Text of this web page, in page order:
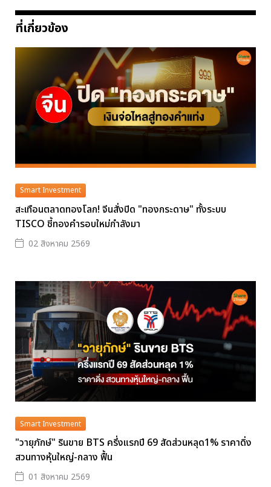
ที่เกี่ยวข้อง
Smart Investment
สะเทือนตลาดทองโลก! จีนสั่งปิด "ทองกระดาษ" ทั้งระบบ
TISCO ชี้ทองคำรอบใหม่กำลังมา
02 สิงหาคม 2569
Smart Investment
"วายุภักษ์" รินขาย BTS ครึ่งแรกปี 69 สัดส่วนหลุด1% ราคาดิ่ง
สวนทางหุ้นใหญ่-กลาง ฟื้น
01 สิงหาคม 2569